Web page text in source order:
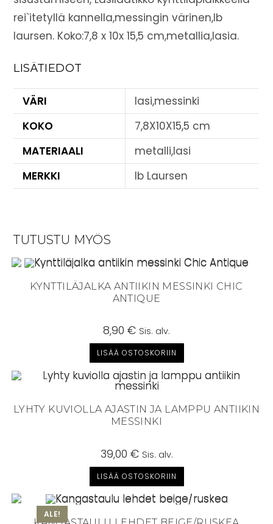
rei`itetyllä kannella,messingin värinen,Ib
laursen. Koko:7,8 x 10x 15,5 cm,metallia,lasia.
LISÄTIEDOT
VÄRI
lasi,messinki
KOKO
7,8X10X15,5 cm
MATERIAALI
metalli,lasi
MERKKI
Ib Laursen
TUTUSTU MYÖS
KYNTTILÄJALKA ANTIIKIN MESSINKI CHIC
ANTIQUE
8,90 € Sis. alv.
LISÄÄ OSTOSKORIIN
LYHTY KUVIOLLA AJASTIN JA LAMPPU ANTIIKIN
MESSINKI
39,00 € Sis. alv.
LISÄÄ OSTOSKORIIN
ALE!